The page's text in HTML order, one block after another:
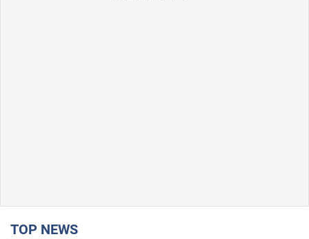
TOP NEWS